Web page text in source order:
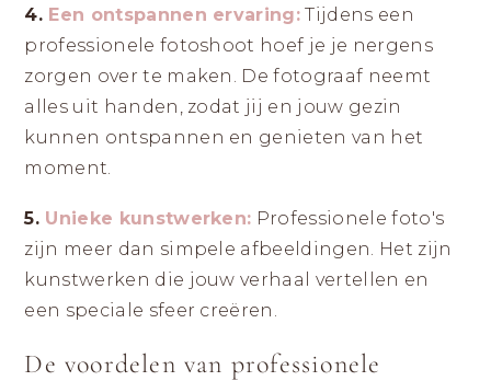
4. Een ontspannen ervaring: Tijdens een
professionele fotoshoot hoef je je nergens
zorgen over te maken. De fotograaf neemt
alles uit handen, zodat jij en jouw gezin
kunnen ontspannen en genieten van het
moment.
5. Unieke kunstwerken: Professionele foto's
zijn meer dan simpele afbeeldingen. Het zijn
kunstwerken die jouw verhaal vertellen en
een speciale sfeer creëren.
De voordelen van professionele